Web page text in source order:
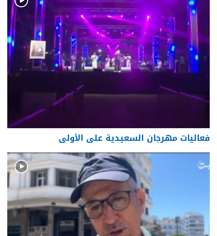
فعاليات مهرجان السعيدية على الأولى